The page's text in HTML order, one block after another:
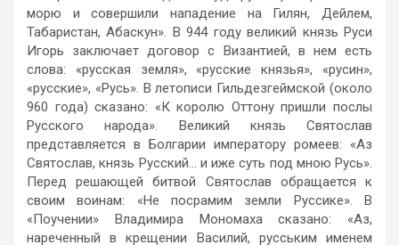
морю и совершили нападение на Гилян, Дейлем,
Табаристан, Абаскун». В 944 году великий князь Руси
Игорь заключает договор с Византией, в нем есть
слова: «русская земля», «русские князья», «русин»,
«русские», «Русь». В летописи Гильдезгеймской (около
960 года) сказано: «К королю Оттону пришли послы
Русского народа». Великий князь Святослав
представляется в Болгарии императору ромеев: «Аз
Святослав, князь Русский… и иже суть под мною Русь».
Перед решающей битвой Святослав обращается к
своим воинам: «Не посрамим земли Руссике». В
«Поучении» Владимира Мономаха сказано: «Аз,
нареченный в крещении Василий, русським именем